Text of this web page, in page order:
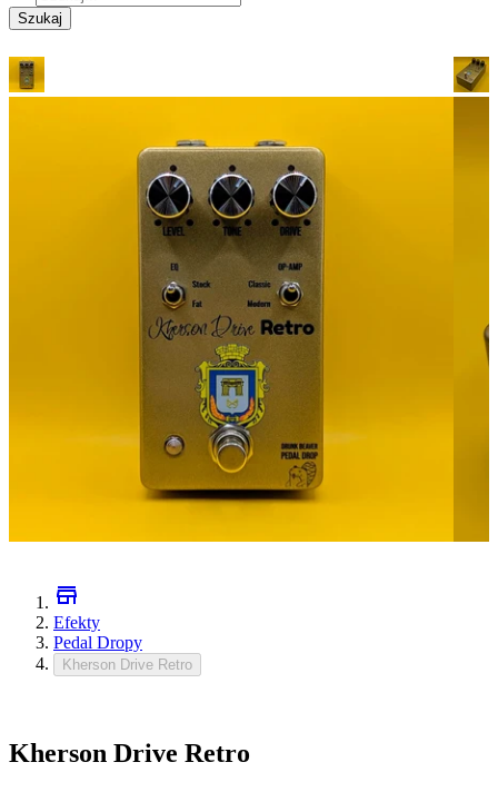
Szukaj
Efekty
Pedal Dropy
Kherson Drive Retro
Kherson Drive Retro